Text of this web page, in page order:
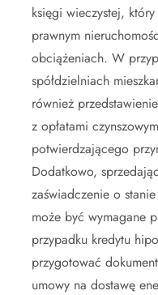
księgi wieczystej,
prawnym
obciążeniach. W
spółdzielniach
również
z opłatami
potwierdzającego
Dodatkowo,
zaświadczenie o
może być wymagane
przypadku kredytu
przygotować
umowy na dostawę